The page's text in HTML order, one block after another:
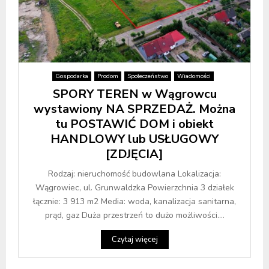
Gospodarka Prodom Społeczeństwo Wiadomości
SPORY TEREN w Wągrowcu
wystawiony NA SPRZEDAŻ. Można
tu POSTAWIĆ DOM i obiekt
HANDLOWY lub USŁUGOWY
[ZDJĘCIA]
Rodzaj: nieruchomość budowlana Lokalizacja:
Wągrowiec, ul. Grunwaldzka Powierzchnia 3 działek
łącznie: 3 913 m2 Media: woda, kanalizacja sanitarna,
prąd, gaz Duża przestrzeń to dużo możliwości....
Czytaj więcej